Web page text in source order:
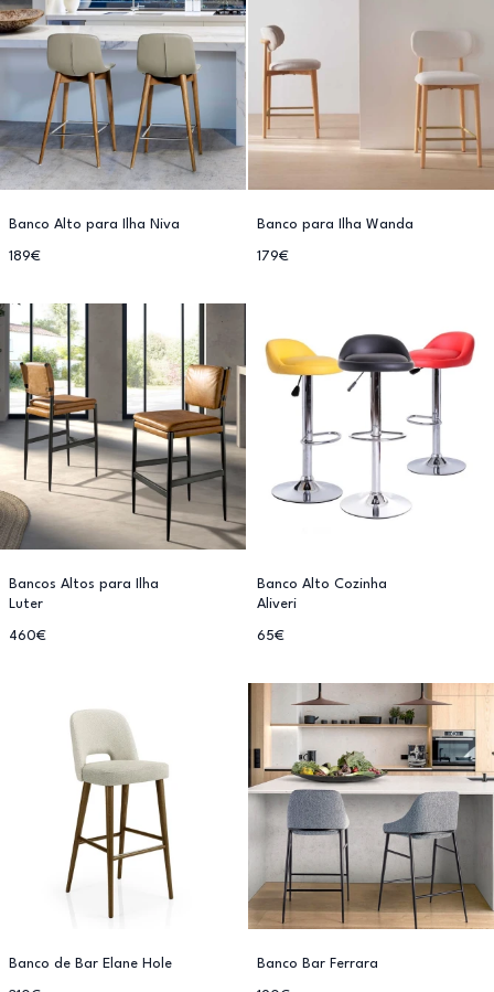
Banco Alto para Ilha Niva
189€
Banco para Ilha Wanda
179€
Bancos Altos para Ilha
Luter
460€
Banco Alto Cozinha
Aliveri
65€
Banco de Bar Elane Hole Banco Bar Ferrara